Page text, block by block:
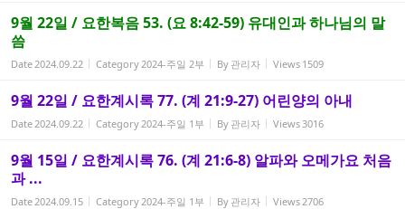
9월 22일 / 요한복음 53. (요 8:42-59) 유대인과 하나님의 말
씀
Date2024.09.22 Category2024-주일 2부 By 관리자 Views 1509
9월 22일 / 요한계시록 77. (계 21:9-27) 어린양의 아내
Date2024.09.22 Category2024-주일 1부 By 관리자 Views3016
9월 15일 / 요한계시록 76. (계 21:6-8) 알파와 오메가요 처음
과 ...
Date2024.09.15 Category2024-주일 1부 By 관리자 Views2706